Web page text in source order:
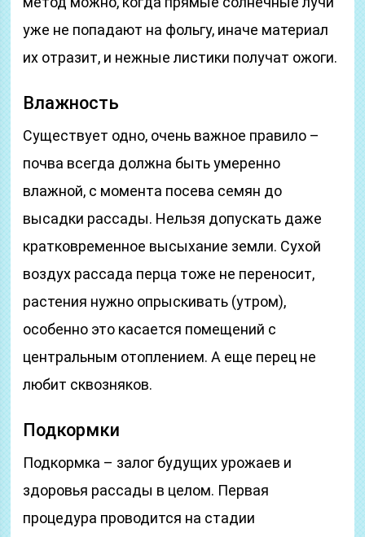
уже не попадают на фольгу, иначе материал
их отразит, и нежные листики получат ожоги.
Влажность
Существует одно, очень важное правило –
почва всегда должна быть умеренно
влажной, с момента посева семян до
высадки рассады. Нельзя допускать даже
кратковременное высыхание земли. Сухой
воздух рассада перца тоже не переносит,
растения нужно опрыскивать (утром),
особенно это касается помещений с
центральным отоплением. А еще перец не
любит сквозняков.
Подкормки
Подкормка – залог будущих урожаев и
здоровья рассады в целом. Первая
процедура проводится на стадии